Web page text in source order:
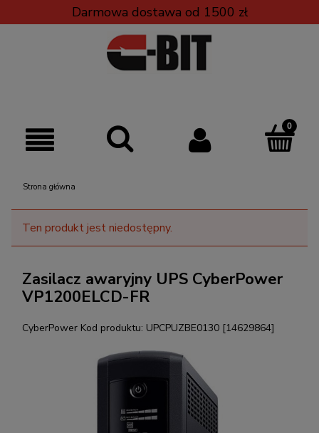
Darmowa dostawa od 1500 zł
Strona główna
Ten produkt jest niedostępny.
Zasilacz awaryjny UPS CyberPower
VP1200ELCD-FR
CyberPower Kod produktu: UPCPUZBE0130 [14629864]